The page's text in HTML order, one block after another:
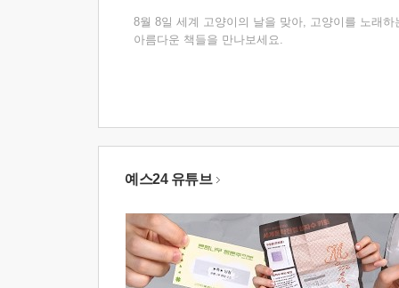
8월 8일 세계 고양이의 날을 맞아, 고양이를 노래하
아름다운 책들을 만나보세요.
예스24 유튜브